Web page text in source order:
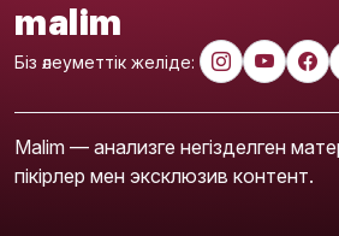
malim
Біз әлеуметтік желіде:
Malim — анализге негізделген
пікірлер мен эксклюзив контент.